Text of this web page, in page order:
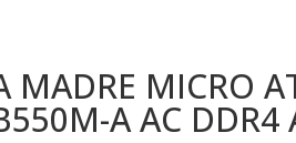
MADRE MICRO
A AC DDR4